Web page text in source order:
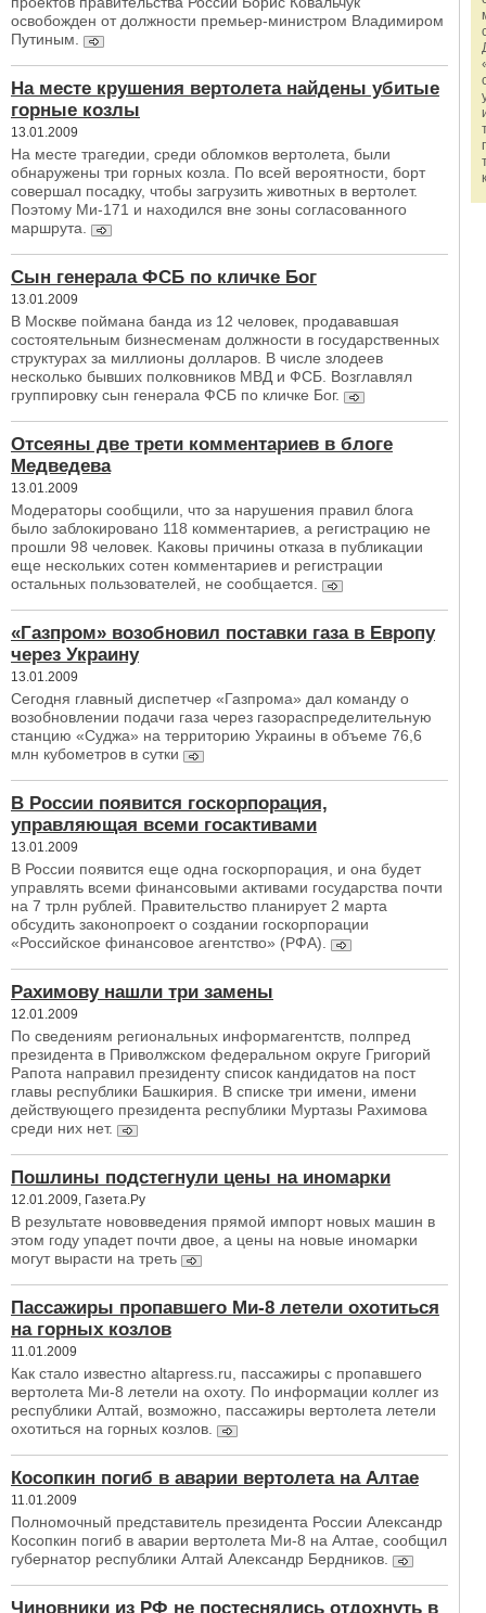
освобожден от должности премьер-министром Владимиром
Путиным.
На месте крушения вертолета найдены убитые
горные козлы
13.01.2009
На месте трагедии, среди обломков вертолета, были
обнаружены три горных козла. По всей вероятности, борт
совершал посадку, чтобы загрузить животных в вертолет.
Поэтому Ми-171 и находился вне зоны согласованного
маршрута.
Сын генерала ФСБ по кличке Бог
13.01.2009
В Москве поймана банда из 12 человек, продававшая
состоятельным бизнесменам должности в государственных
структурах за миллионы долларов. В числе злодеев
несколько бывших полковников МВД и ФСБ. Возглавлял
группировку сын генерала ФСБ по кличке Бог.
Отсеяны две трети комментариев в блоге
Медведева
13.01.2009
Модераторы сообщили, что за нарушения правил блога
было заблокировано 118 комментариев, а регистрацию не
прошли 98 человек. Каковы причины отказа в публикации
еще нескольких сотен комментариев и регистрации
остальных пользователей, не сообщается.
«Газпром» возобновил поставки газа в Европу
через Украину
13.01.2009
Сегодня главный диспетчер «Газпрома» дал команду о
возобновлении подачи газа через газораспределительную
станцию «Суджа» на территорию Украины в объеме 76,6
млн кубометров в сутки
В России появится госкорпорация,
управляющая всеми госактивами
13.01.2009
В России появится еще одна госкорпорация, и она будет
управлять всеми финансовыми активами государства почти
на 7 трлн рублей. Правительство планирует 2 марта
обсудить законопроект о создании госкорпорации
«Российское финансовое агентство» (РФА).
Рахимову нашли три замены
12.01.2009
По сведениям региональных информагентств, полпред
президента в Приволжском федеральном округе Григорий
Рапота направил президенту список кандидатов на пост
главы республики Башкирия. В списке три имени, имени
действующего президента республики Муртазы Рахимова
среди них нет.
Пошлины подстегнули цены на иномарки
12.01.2009, Газета.Ру
В результате нововведения прямой импорт новых машин в
этом году упадет почти двое, а цены на новые иномарки
могут вырасти на треть
Пассажиры пропавшего Ми-8 летели охотиться
на горных козлов
11.01.2009
Как стало известно altapress.ru, пассажиры с пропавшего
вертолета Ми-8 летели на охоту. По информации коллег из
республики Алтай, возможно, пассажиры вертолета летели
охотиться на горных козлов.
Косопкин погиб в аварии вертолета на Алтае
11.01.2009
Полномочный представитель президента России Александр
Косопкин погиб в аварии вертолета Ми-8 на Алтае, сообщил
губернатор республики Алтай Александр Бердников.
Чиновники из РФ не постеснялись отдохнуть в